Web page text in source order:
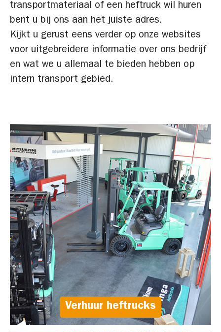
transportmateriaal of een heftruck wil huren
bent u bij ons aan het juiste adres.
Kijkt u gerust eens verder op onze websites
voor uitgebreidere informatie over ons bedrijf
en wat we u allemaal te bieden hebben op
intern transport gebied.
Verhuur heftrucks